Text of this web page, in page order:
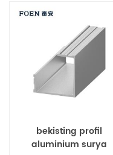
bekisting profil
aluminium surya